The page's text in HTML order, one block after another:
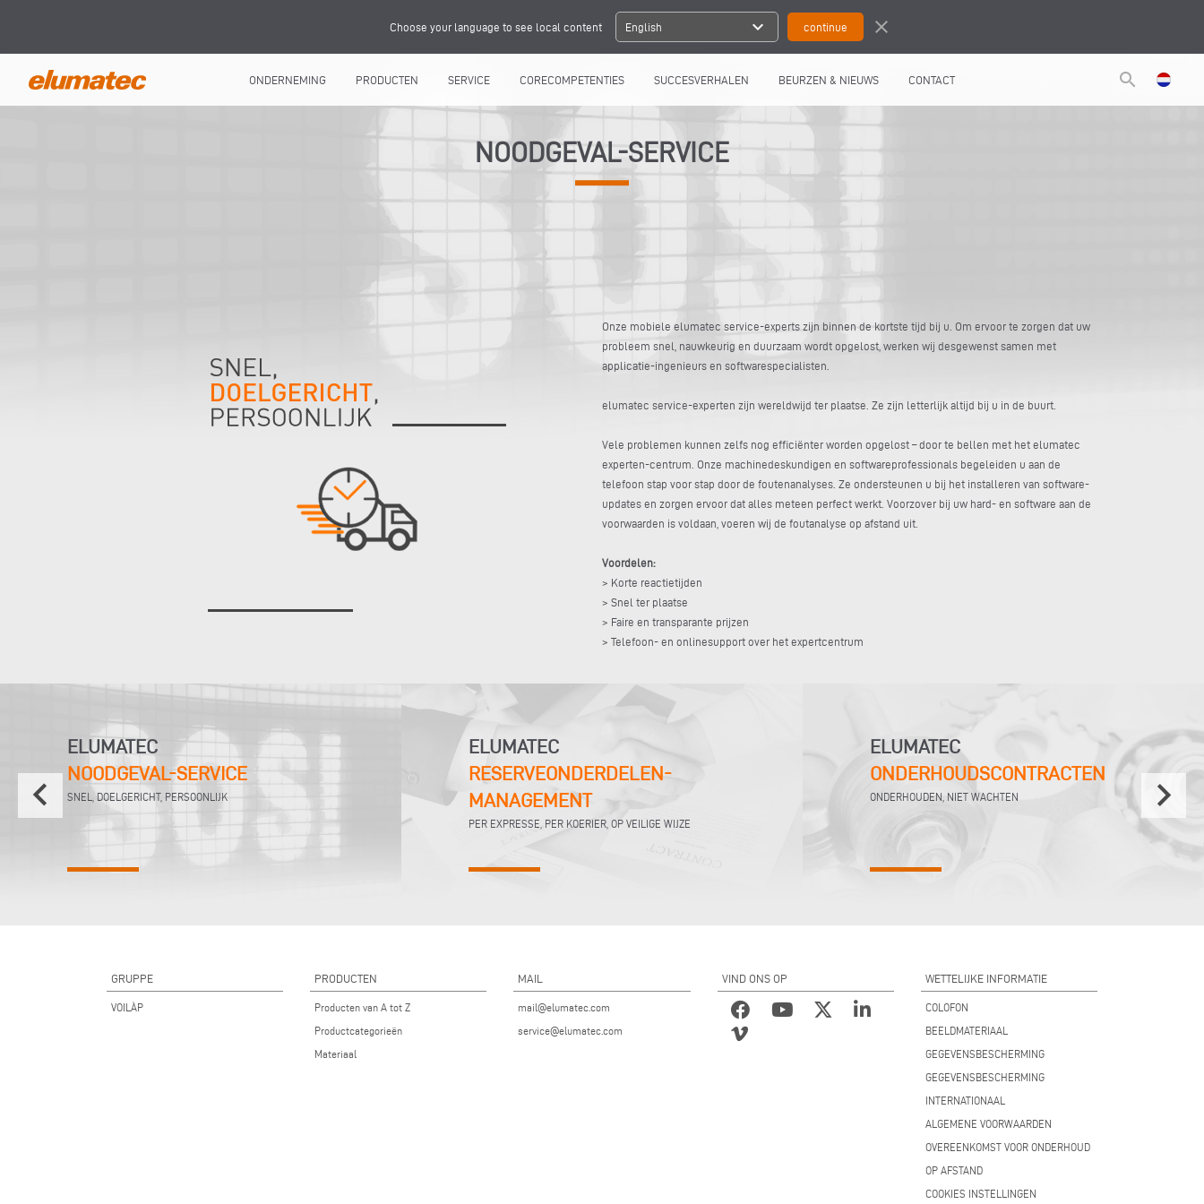
Choose your language to see local content English expand_more close
ONDERNEMING PRODUCTEN SERVICE CORECOMPETENTIES SUCCESVERHALEN BEURZEN & NIEUWS CONTACT search
NOODGEVAL-SERVICE
Onze mobiele elumatec service-experts zijn binnen de kortste tijd bij u. Om ervoor te zorgen dat uw
probleem snel, nauwkeurig en duurzaam wordt opgelost, werken wij desgewenst samen met
applicatie-ingenieurs en softwarespecialisten.
elumatec service-experten zijn wereldwijd ter plaatse. Ze zijn letterlijk altijd bij u in de buurt.
Vele problemen kunnen zelfs nog efficiënter worden opgelost – door te bellen met het elumatec
experten-centrum. Onze machinedeskundigen en softwareprofessionals begeleiden u aan de
telefoon stap voor stap door de foutenanalyses. Ze ondersteunen u bij het installeren van software-
updates en zorgen ervoor dat alles meteen perfect werkt. Voorzover bij uw hard- en software aan de
voorwaarden is voldaan, voeren wij de foutanalyse op afstand uit.
Voordelen:
> Korte reactietijden
> Snel ter plaatse
> Faire en transparante prijzen
> Telefoon- en onlinesupport over het expertcentrum
ELUMATEC
NOODGEVAL-SERVICE
SNEL, DOELGERICHT, PERSOONLIJK
ELUMATEC
RESERVEONDERDELEN-
MANAGEMENT
PER EXPRESSE, PER KOERIER, OP VEILIGE WIJZE
ELUMATEC
ONDERHOUDSCONTRACTEN
ONDERHOUDEN, NIET WACHTEN
keyboard_arrow_left keyboard_arrow_right
GRUPPE
VOILÀP
PRODUCTEN
Producten van A tot Z
Productcategorieën
Materiaal
MAIL
mail@elumatec.com
service@elumatec.com
VIND ONS OP WETTELIJKE INFORMATIE
COLOFON
BEELDMATERIAAL
GEGEVENSBESCHERMING
GEGEVENSBESCHERMING
INTERNATIONAAL
ALGEMENE VOORWAARDEN
OVEREENKOMST VOOR ONDERHOUD
OP AFSTAND
COOKIES INSTELLINGEN